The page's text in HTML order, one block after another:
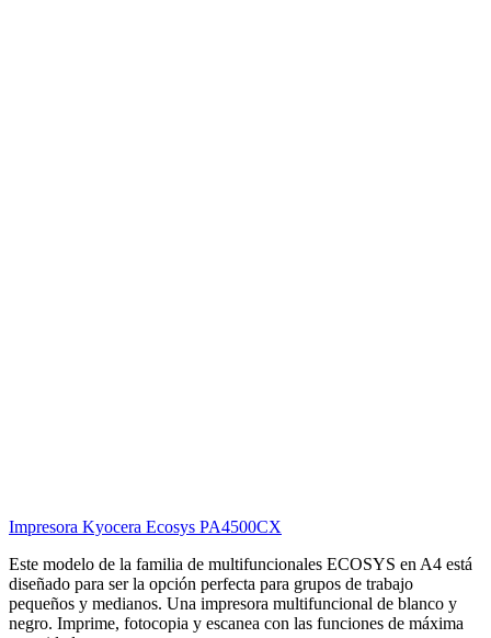
Impresora Kyocera Ecosys PA4500CX
Este modelo de la familia de multifuncionales ECOSYS en A4 está
diseñado para ser la opción perfecta para grupos de trabajo
pequeños y medianos. Una impresora multifuncional de blanco y
negro. Imprime, fotocopia y escanea con las funciones de máxima